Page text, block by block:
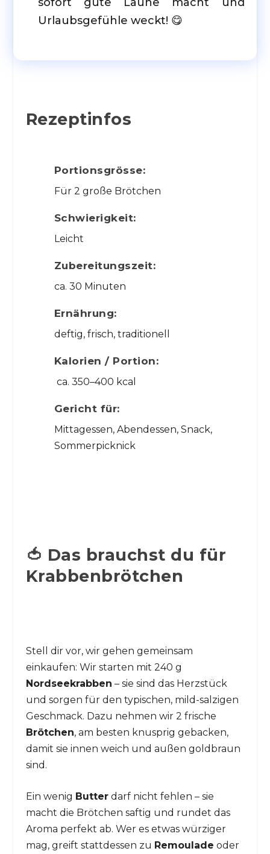
Urlaubsgefühle weckt! 😋
Rezeptinfos
Portionsgrösse:
Für 2 große Brötchen
Schwierigkeit:
Leicht
Zubereitungszeit:
ca. 30 Minuten
Ernährung:
deftig, frisch, traditionell
Kalorien / Portion:
ca. 350–400 kcal
Gericht für:
Mittagessen, Abendessen, Snack,
Sommerpicknick
🍅 Das brauchst du für
Krabbenbrötchen
Stell dir vor, wir gehen gemeinsam
einkaufen: Wir starten mit 240 g
Nordseekrabben – sie sind das Herzstück
und sorgen für den typischen, mild-salzigen
Geschmack. Dazu nehmen wir 2 frische
Brötchen, am besten knusprig gebacken,
damit sie innen weich und außen goldbraun
sind.
Ein wenig Butterdarf nicht fehlen – sie
macht die Brötchen saftig und rundet das
Aroma perfekt ab. Wer es etwas würziger
mag, greift stattdessen zu Remoulade oder